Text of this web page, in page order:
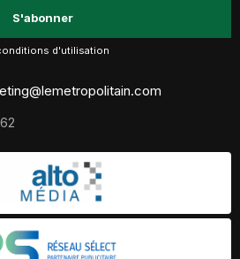
d'utilisation